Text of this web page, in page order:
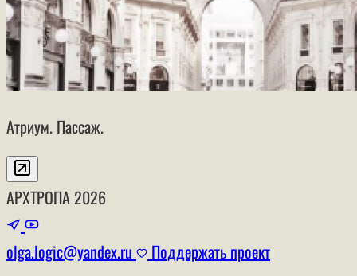
Атриум. Пассаж.
АРХТРОПА 2026
olga.logic@yandex.ru Поддержать проект